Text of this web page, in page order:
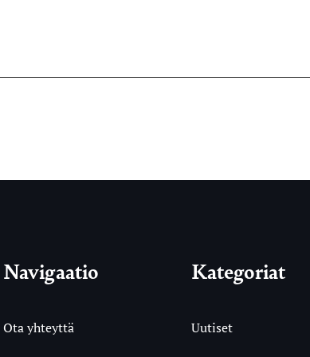
Navigaatio
Ota yhteyttä
Kategoriat
Uutiset